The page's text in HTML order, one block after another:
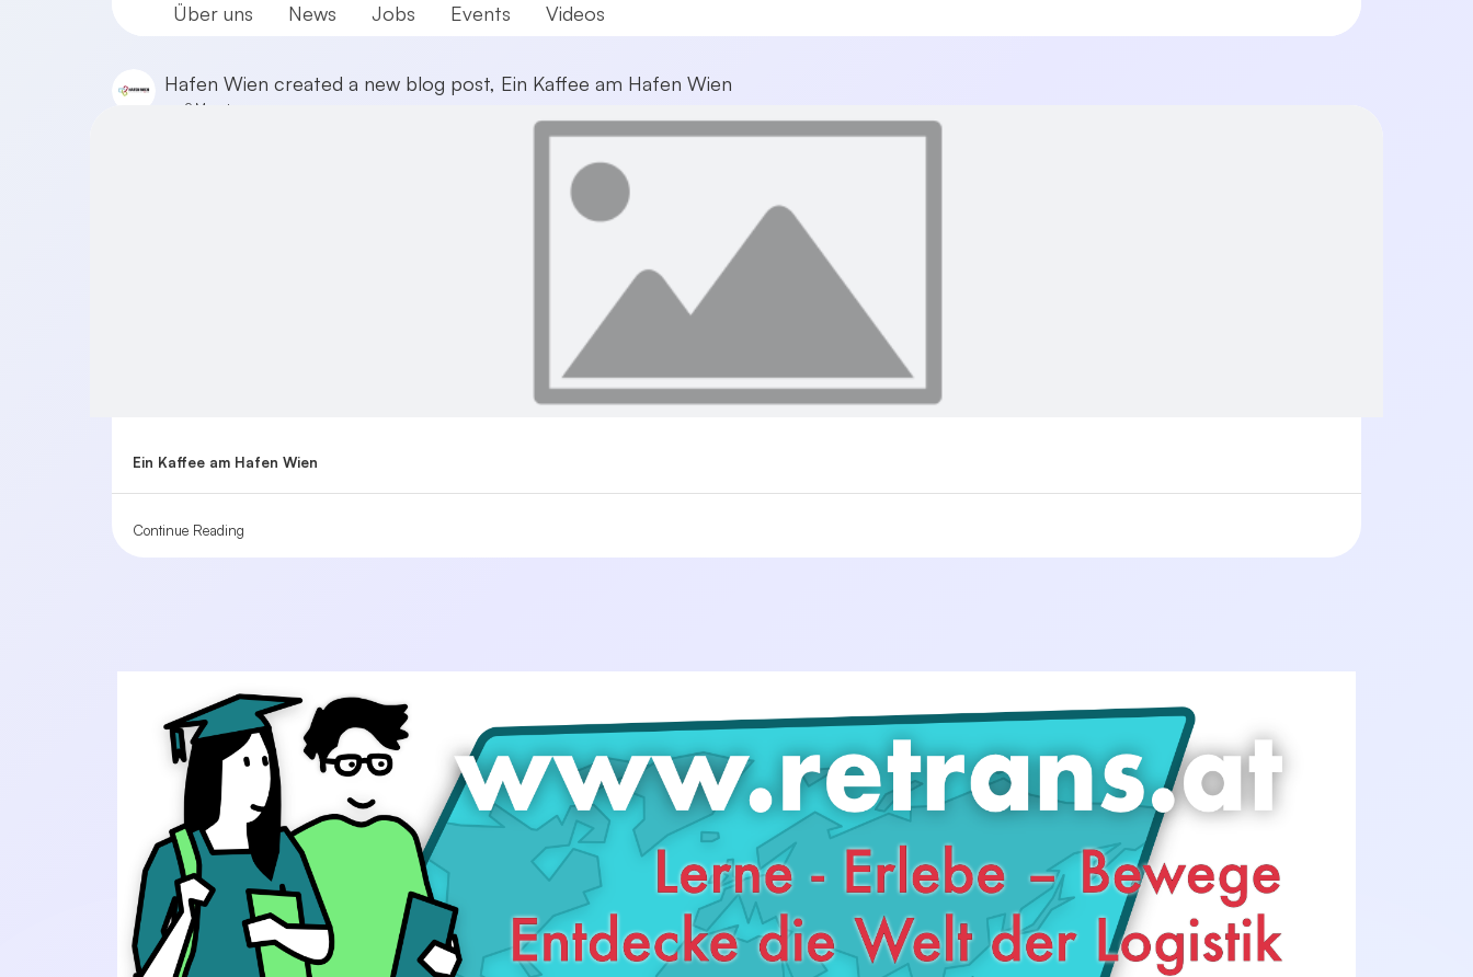
Über uns News Jobs Events Videos
Hafen Wien created a new blog post, Ein Kaffee am Hafen Wien
vor 9 Monaten
Ein Kaffee am Hafen Wien
Continue Reading